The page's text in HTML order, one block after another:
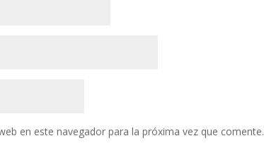
en este navegador para la próxima vez que comente.